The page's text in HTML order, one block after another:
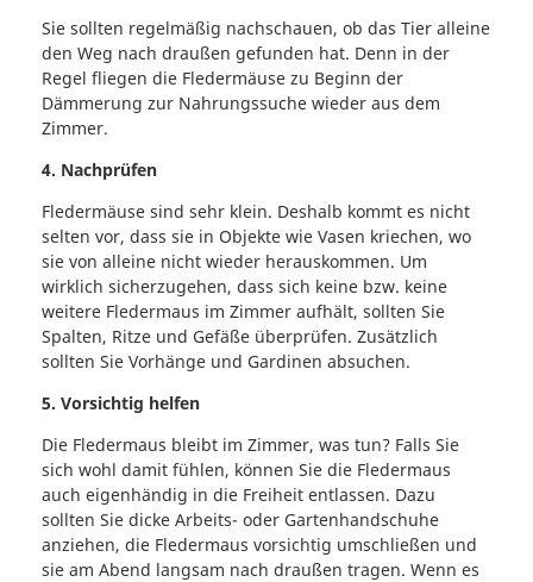
Sie sollten regelmäßig nachschauen, ob das Tier alleine
den Weg nach draußen gefunden hat. Denn in der
Regel fliegen die Fledermäuse zu Beginn der
Dämmerung zur Nahrungssuche wieder aus dem
Zimmer.
4. Nachprüfen
Fledermäuse sind sehr klein. Deshalb kommt es nicht
selten vor, dass sie in Objekte wie Vasen kriechen, wo
sie von alleine nicht wieder herauskommen. Um
wirklich sicherzugehen, dass sich keine bzw. keine
weitere Fledermaus im Zimmer aufhält, sollten Sie
Spalten, Ritze und Gefäße überprüfen. Zusätzlich
sollten Sie Vorhänge und Gardinen absuchen.
5. Vorsichtig helfen
Die Fledermaus bleibt im Zimmer, was tun? Falls Sie
sich wohl damit fühlen, können Sie die Fledermaus
auch eigenhändig in die Freiheit entlassen. Dazu
sollten Sie dicke Arbeits- oder Gartenhandschuhe
anziehen, die Fledermaus vorsichtig umschließen und
sie am Abend langsam nach draußen tragen. Wenn es